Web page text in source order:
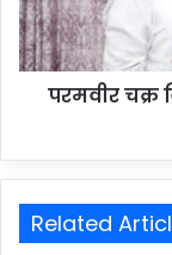
परमवीर चक्र
Related